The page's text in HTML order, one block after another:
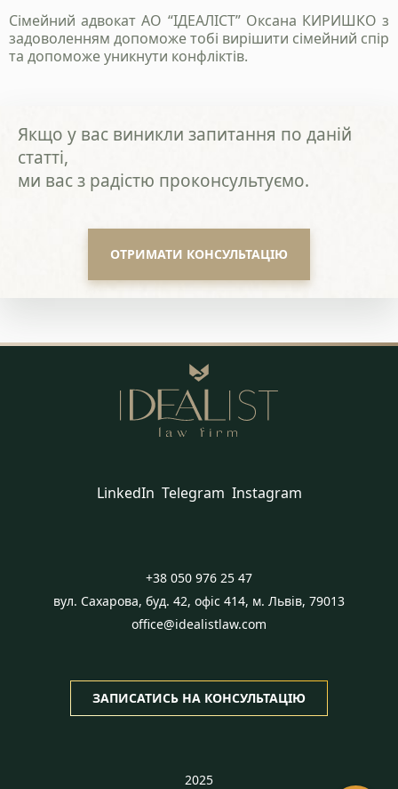
Сімейний адвокат АО “ІДЕАЛІСТ” Оксана КИРИШКО з
задоволенням допоможе тобі вирішити сімейний спір
та допоможе уникнути конфліктів.
Якщо у вас виникли запитання по даній
статті,
ми вас з радістю проконсультуємо.
ОТРИМАТИ КОНСУЛЬТАЦІЮ
LinkedIn Telegram Instagram
+38 050 976 25 47
вул. Сахарова, буд. 42, офіс 414, м. Львів, 79013
office@idealistlaw.com
ЗАПИСАТИСЬ НА КОНСУЛЬТАЦІЮ
2025